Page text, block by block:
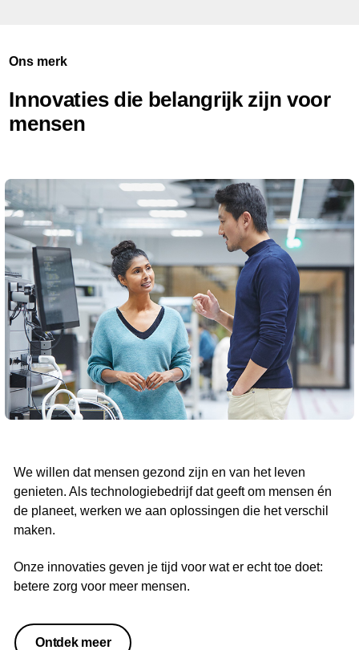
Ons merk
Innovaties die belangrijk zijn voor
mensen
We willen dat mensen gezond zijn en van het leven
genieten. Als technologiebedrijf dat geeft om mensen én
de planeet, werken we aan oplossingen die het verschil
maken.
Onze innovaties geven je tijd voor wat er echt toe doet:
betere zorg voor meer mensen.
Ontdek meer